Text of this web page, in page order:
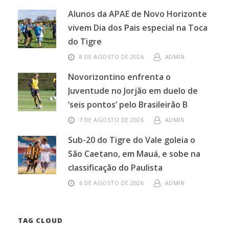
Alunos da APAE de Novo Horizonte
vivem Dia dos Pais especial na Toca
do Tigre
8 DE AGOSTO DE 2026 ADMIN
Novorizontino enfrenta o
Juventude no Jorjão em duelo de
‘seis pontos’ pelo Brasileirão B
7 DE AGOSTO DE 2026 ADMIN
Sub-20 do Tigre do Vale goleia o
São Caetano, em Mauá, e sobe na
classificação do Paulista
6 DE AGOSTO DE 2026 ADMIN
TAG CLOUD